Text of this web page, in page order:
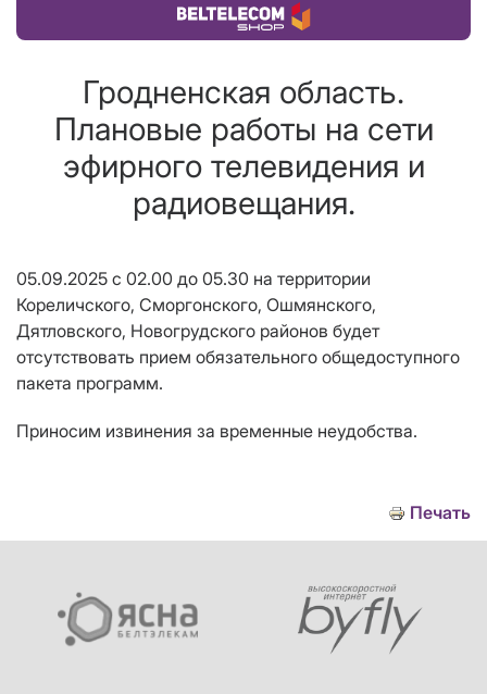
Купить товар
Гродненская область.
Плановые работы на сети
эфирного телевидения и
радиовещания.
05.09.2025 с 02.00 до 05.30 на территории
Кореличского, Сморгонского, Ошмянского,
Дятловского, Новогрудского районов будет
отсутствовать прием обязательного общедоступного
пакета программ.
Приносим извинения за временные неудобства.
Печать